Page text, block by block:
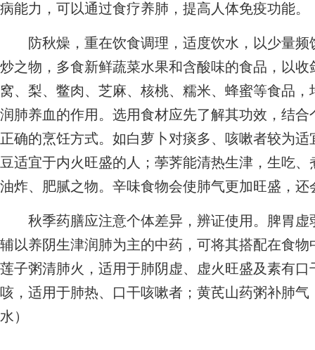
病能力，可以通过食疗养肺，提高人体免疫功能。
防秋燥，重在饮食调理，适度饮水，以少量频
炒之物，多食新鲜蔬菜水果和含酸味的食品，以
窝、梨、鳖肉、芝麻、核桃、糯米、蜂蜜等食品
润肺养血的作用。选用食材应先了解其功效，结
正确的烹饪方式。如白萝卜对痰多、咳嗽者较为
豆适宜于内火旺盛的人；荸荠能清热生津，生吃
油炸、肥腻之物。辛味食物会使肺气更加旺盛，还
秋季药膳应注意个体差异，辨证使用。脾胃虚
辅以养阴生津润肺为主的中药，可将其搭配在食
莲子粥清肺火，适用于肺阴虚、虚火旺盛及素有
咳，适用于肺热、口干咳嗽者；黄芪山药粥补肺
水）